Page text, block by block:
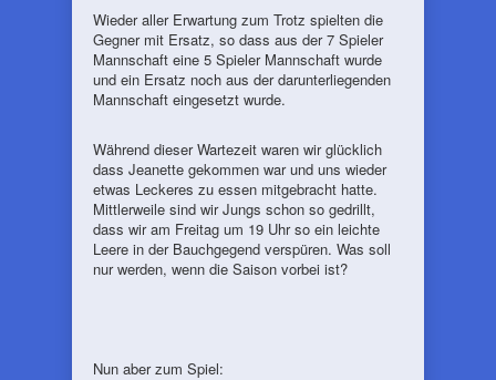
Wieder aller Erwartung zum Trotz spielten die
Gegner mit Ersatz, so dass aus der 7 Spieler
Mannschaft eine 5 Spieler Mannschaft wurde
und ein Ersatz noch aus der darunterliegenden
Mannschaft eingesetzt wurde.
Während dieser Wartezeit waren wir glücklich
dass Jeanette gekommen war und uns wieder
etwas Leckeres zu essen mitgebracht hatte.
Mittlerweile sind wir Jungs schon so gedrillt,
dass wir am Freitag um 19 Uhr so ein leichte
Leere in der Bauchgegend verspüren. Was soll
nur werden, wenn die Saison vorbei ist?
Nun aber zum Spiel: